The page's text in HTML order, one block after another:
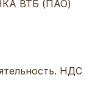
ВТБ (ПАО)
НДС